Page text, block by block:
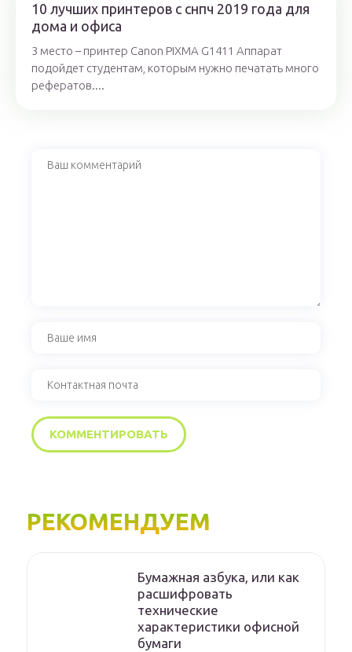
10 лучших принтеров с снпч 2019 года для
дома и офиса
3 место – принтер Canon PIXMA G1411 Аппарат
подойдет студентам, которым нужно печатать много
рефератов....
РЕКОМЕНДУЕМ
Бумажная азбука, или как
расшифровать
технические
характеристики офисной
бумаги